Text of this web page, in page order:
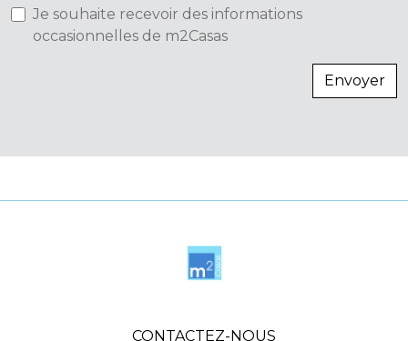
Je souhaite recevoir des informations
occasionnelles de m2Casas
Envoyer
CONTACTEZ-NOUS